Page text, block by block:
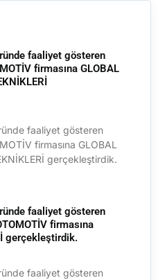
faaliyet gösteren
firmasına GLOBAL
faaliyet gösteren
firmasına GLOBAL
gerçekleştirdik.
faaliyet gösteren
firmasına
gerçekleştirdik.
faaliyet gösteren